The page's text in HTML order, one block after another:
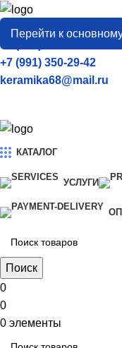
Перейти к
город
Тамбов
+7 (906) 657-33-54
+7 (991) 350-29-42
keramika68@mail.ru
КАТАЛОГ
УСЛУГИ
Поиск
0
0
0 элементы